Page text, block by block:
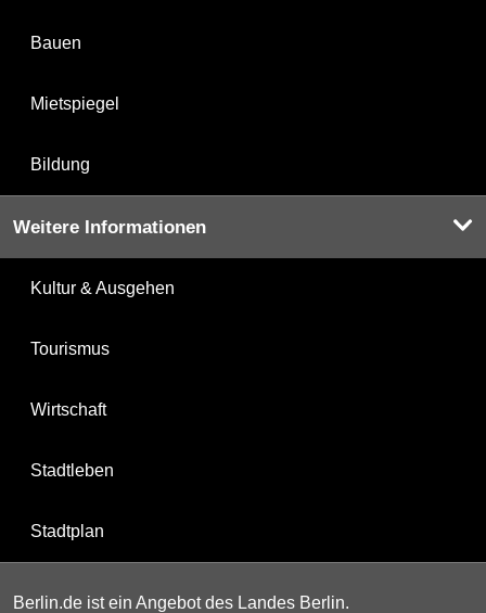
Bauen
Mietspiegel
Bildung
Weitere Informationen
Kultur & Ausgehen
Tourismus
Wirtschaft
Stadtleben
Stadtplan
Berlin.de ist ein Angebot des Landes Berlin.